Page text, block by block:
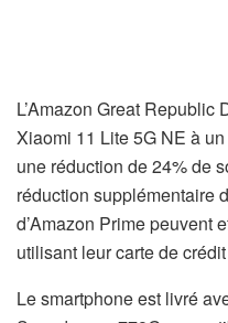
L’Amazon Great
Xiaomi 11 Lite 5G NE à
une réduction de 24% de
réduction supplémentaire
d’Amazon Prime peuvent
utilisant leur carte de
Le smartphone est livré